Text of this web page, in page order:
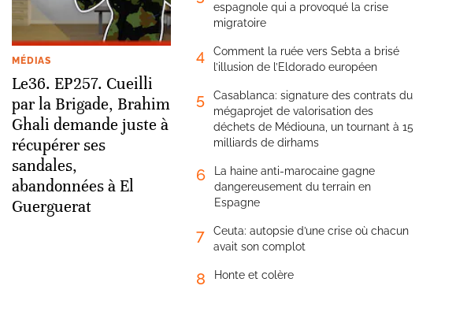
MÉDIAS
Le36. EP257. Cueilli
par la Brigade, Brahim
Ghali demande juste à
récupérer ses
sandales,
abandonnées à El
Guerguerat
espagnole qui a provoqué la crise
migratoire
4
Comment la ruée vers Sebta a brisé
l’illusion de l’Eldorado européen
5
Casablanca: signature des contrats du
mégaprojet de valorisation des
déchets de Médiouna, un tournant à 15
milliards de dirhams
6
La haine anti-marocaine gagne
dangereusement du terrain en
Espagne
7
Ceuta: autopsie d’une crise où chacun
avait son complot
8 Honte et colère